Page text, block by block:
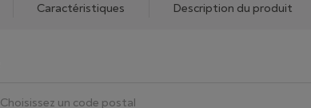
Caractéristiques Description du produit